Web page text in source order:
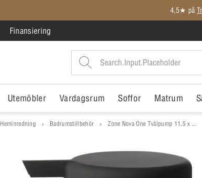
Finansiering
Utemöbler Vardagsrum Soffor Matrum
Heminredning Badrumstillbehör Zone Nova One Tvålpump 11,5 x ...